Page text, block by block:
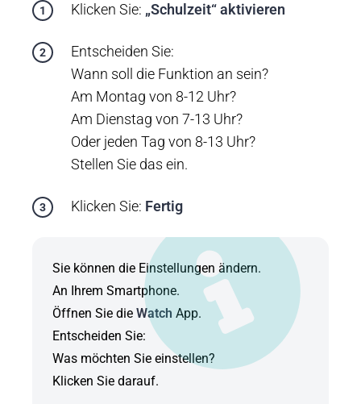
Klicken Sie: „Schulzeit“ aktivieren
Entscheiden Sie:
Wann soll die Funktion an sein?
Am Montag von 8-12 Uhr?
Am Dienstag von 7-13 Uhr?
Oder jeden Tag von 8-13 Uhr?
Stellen Sie das ein.
Klicken Sie: Fertig
Sie können die Einstellungen ändern.
An Ihrem Smartphone.
Öffnen Sie dieWatchApp.
Entscheiden Sie:
Was möchten Sie einstellen?
Klicken Sie darauf.